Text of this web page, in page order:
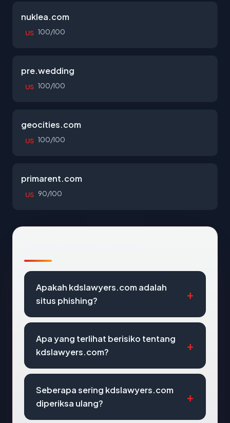
nuklea.com
US 100/100
pre.wedding
US 100/100
geocities.com
US 100/100
primarent.com
US 90/100
Apakah kdslawyers.com adalah
situs phishing?
Apa yang terlihat berisiko tentang
kdslawyers.com?
Seberapa sering kdslawyers.com
diperiksa ulang?